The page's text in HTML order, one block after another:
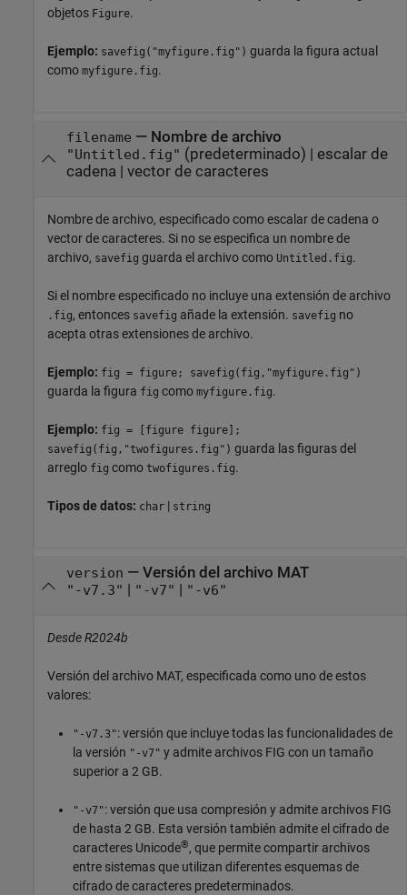
objetos Figure.
Ejemplo: savefig("myfigure.fig") guarda la figura actual
como myfigure.fig.
filename — Nombre de archivo
"Untitled.fig" (predeterminado) | escalar de
cadena | vector de caracteres
Nombre de archivo, especificado como escalar de cadena o
vector de caracteres. Si no se especifica un nombre de
archivo, savefig guarda el archivo como Untitled.fig.
Si el nombre especificado no incluye una extensión de archivo
.fig, entonces savefig añade la extensión. savefig no
acepta otras extensiones de archivo.
Ejemplo: fig = figure; savefig(fig,"myfigure.fig")
guarda la figura fig como myfigure.fig.
Ejemplo: fig = [figure figure];
savefig(fig,"twofigures.fig") guarda las figuras del
arreglo fig como twofigures.fig.
Tipos de datos: char | string
version — Versión del archivo MAT
"-v7.3" | "-v7" | "-v6"
Desde R2024b
Versión del archivo MAT, especificada como uno de estos
valores:
"-v7.3": versión que incluye todas las funcionalidades de
la versión "-v7" y admite archivos FIG con un tamaño
superior a 2 GB.
"-v7": versión que usa compresión y admite archivos FIG
de hasta 2 GB. Esta versión también admite el cifrado de
caracteres Unicode®, que permite compartir archivos
entre sistemas que utilizan diferentes esquemas de
cifrado de caracteres predeterminados.